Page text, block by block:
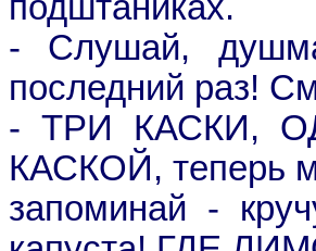
подштаниках.
- Слушай,
последний раз!
- ТРИ КАСКИ,
КАСКОЙ, теперь
запоминай -